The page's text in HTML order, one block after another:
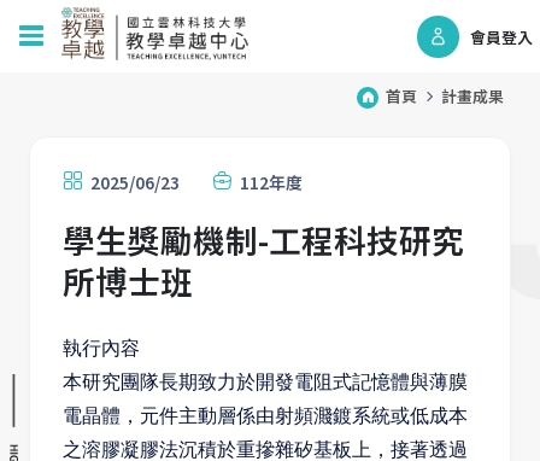
會員登入
首頁 計畫成果
2025/06/23 112年度
學生獎勵機制-工程科技研究
所博士班
執行內容
本研究團隊長期致力於開發電阻式記憶體與薄膜
電晶體，元件主動層係由射頻濺鍍系統或低成本
之溶膠凝膠法沉積於重摻雜矽基板上，接著透過